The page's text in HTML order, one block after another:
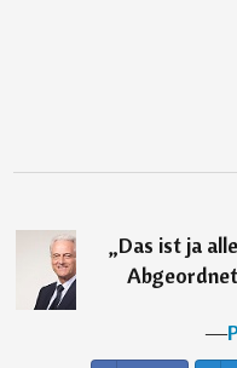
„Das ist ja
―